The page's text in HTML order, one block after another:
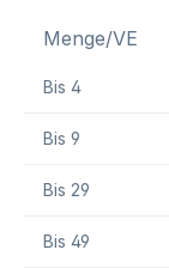
Menge/VE
Bis 4
Bis 9
Bis 29
Bis 49